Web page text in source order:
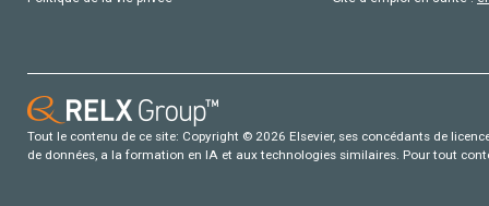
Tout le contenu de ce site: Copyright © 2026 Elsevier, ses concédants de
de données, a la formation en IA et aux technologies similaires. Pour tout